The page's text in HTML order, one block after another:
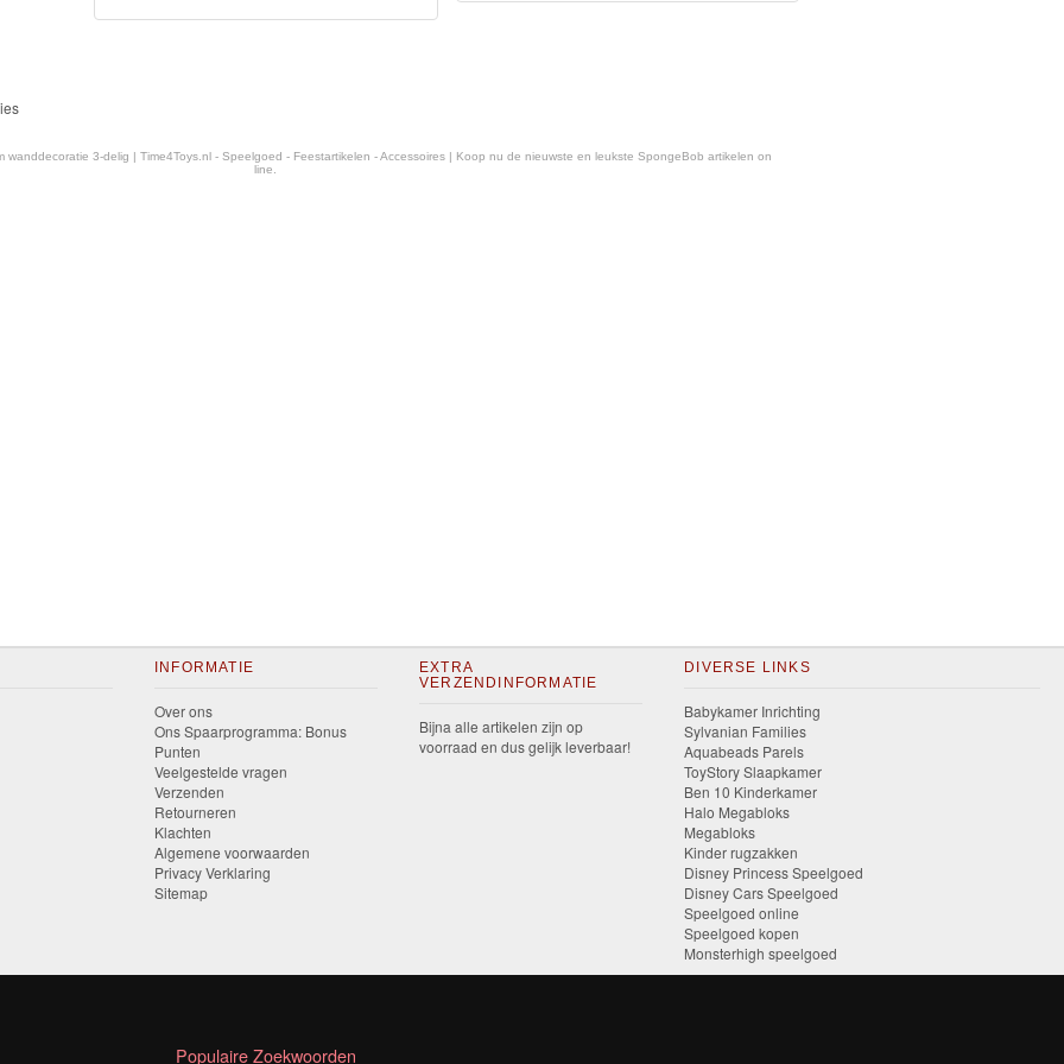
wanddecoratie 3-delig | Time4Toys.nl - Speelgoed - Feestartikelen - Accessoires | Koop nu de nieuwste en leukste SpongeBob artikelen on
line.
INFORMATIE
Over ons
Ons Spaarprogramma: Bonus
Punten
Veelgestelde vragen
Verzenden
Retourneren
Klachten
Algemene voorwaarden
Privacy Verklaring
Sitemap
EXTRA
VERZENDINFORMATIE
Bijna alle artikelen zijn op
voorraad en dus gelijk leverbaar!
DIVERSE LINKS
Babykamer Inrichting
Sylvanian Families
Aquabeads Parels
ToyStory Slaapkamer
Ben 10 Kinderkamer
Halo Megabloks
Megabloks
Kinder rugzakken
Disney Princess Speelgoed
Disney Cars Speelgoed
Speelgoed online
Speelgoed kopen
Monsterhigh speelgoed
Populaire Zoekwoorden